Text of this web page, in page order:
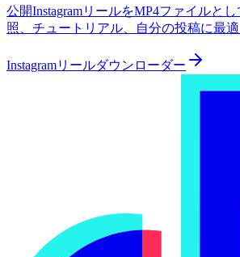
公開InstagramリールをMP4ファイルと
照、チュートリアル、自分の投稿に最適
Instagramリールダウンローダー